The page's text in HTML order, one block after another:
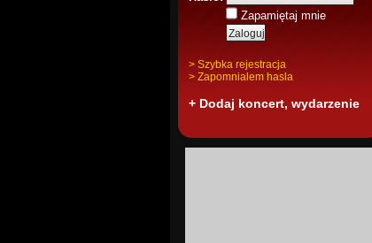
Zapamiętaj mnie
> Szybka rejestracja
> Zapomnialem hasla
+ Dodaj koncert, wydarzenie